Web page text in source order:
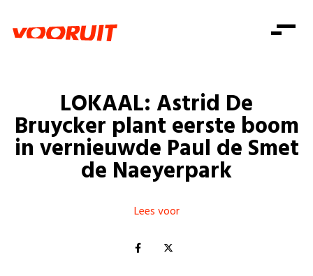
Zorg
Gelijke kansen
Welzijn
Kinderen en jongeren
Onze mensen
Standpunten
Vacatures
Doe mee
Doe mee
Word lid
Shop
Login
Login
LOKAAL: Astrid De
Bruycker plant eerste boom
in vernieuwde Paul de Smet
de Naeyerpark
Lees voor